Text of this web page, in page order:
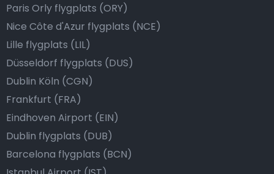
Paris Orly flygplats (ORY)
Nice Côte d'Azur flygplats (NCE)
Lille flygplats (LIL)
Düsseldorf flygplats (DUS)
Dublin Köln (CGN)
Frankfurt (FRA)
Eindhoven Airport (EIN)
Dublin flygplats (DUB)
Barcelona flygplats (BCN)